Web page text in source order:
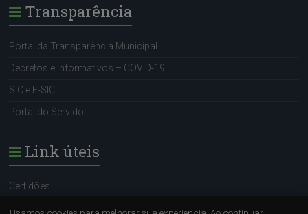
Transparência
Portal da Transparência Municipal
Decretos e Informativos – COVID-19
SIC e E-SIC
Portal do Servidor
Link úteis
Certidões
Portal do Servidor